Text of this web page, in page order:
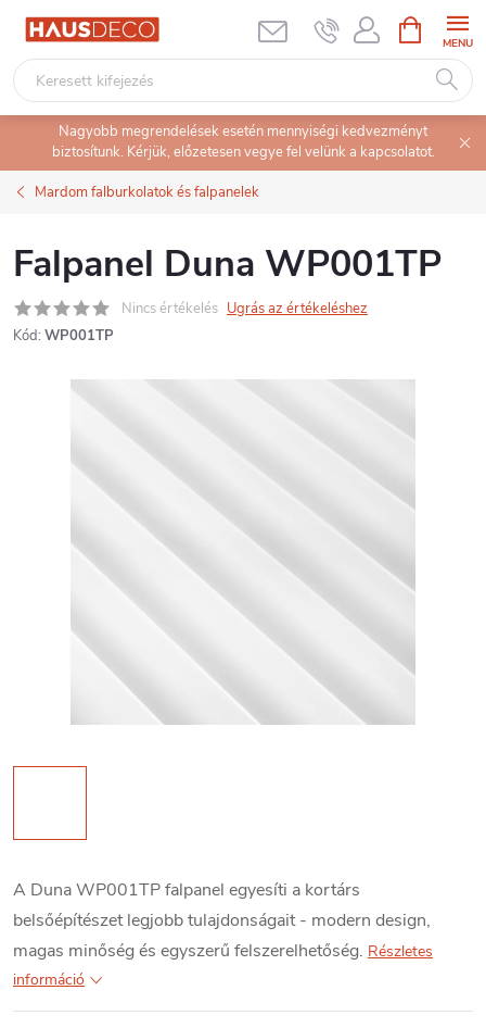
Ugrás
tartalomhoz
KOSÁR
Nagyobb megrendelések esetén mennyiségi kedvezményt
biztosítunk. Kérjük, előzetesen vegye fel velünk a kapcsolatot.
Mardom falburkolatok és falpanelek
Falpanel Duna WP001TP
Nincs értékelés Ugrás az értékeléshez
Kód: WP001TP
A Duna WP001TP falpanel egyesíti a kortárs
belsőépítészet legjobb tulajdonságait - modern design,
magas minőség és egyszerű felszerelhetőség. Részletes
információ